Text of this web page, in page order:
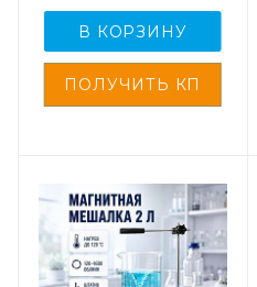
В КОРЗИНУ